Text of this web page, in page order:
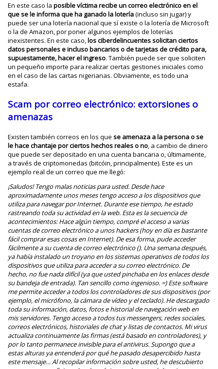
En este caso laposible víctima recibe un correo electrónico en el
que se le informa que ha ganado la lotería(incluso sin jugar) y
puede ser una lotería nacional que sí existe o la lotería de Microsoft
o la de Amazon, por poner algunos ejemplos de loterías
inexistentes. En este caso,los ciberdelincuentes solicitan ciertos
datos personales e incluso bancarios o de tarjetas de crédito para,
supuestamente, hacer el ingreso. También puede ser que soliciten
un pequeño importe para realizar ciertas gestiones iniciales como
en el caso de las cartas nigerianas. Obviamente, es todo una
estafa.
Scam por correo electrónico: extorsiones o
amenazas
Existen también correos en los quese amenaza a la persona o se
le hace chantaje por ciertos hechos reales o no, a cambio de dinero
que puede ser depositado en una cuenta bancaria o, últimamente,
a través de criptomonedas (bitcóin, principalmente). Este es un
ejemplo real de un correo que me llegó:
¡Saludos! Tengo malas noticias para usted. Desde hace
aproximadamente unos meses tengo acceso a los dispositivos que
utiliza para navegar por Internet. Durante ese tiempo, he estado
rastreando toda su actividad en la web. Esta es la secuencia de
acontecimientos: Hace algún tiempo, compré el acceso a varias
cuentas de correo electrónico a unos hackers (hoy en día es bastante
fácil comprar esas cosas en Internet). De esa forma, pude acceder
fácilmente a su cuenta de correo electrónico (). Una semana después,
ya había instalado un troyano en los sistemas operativos de todos los
dispositivos que utiliza para acceder a su correo electrónico. De
hecho, no fue nada difícil (ya que usted pinchaba en los enlaces desde
su bandeja de entrada). Tan sencillo como ingenioso. =) Este software
me permite acceder a todos los controladores de sus dispositivos (por
ejemplo, el micrófono, la cámara de vídeo y el teclado). He descargado
toda su información, datos, fotos e historial de navegación web en
mis servidores. Tengo acceso a todos tus messengers, redes sociales,
correos electrónicos, historiales de chat y listas de contactos. Mi virus
actualiza continuamente las firmas (está basado en controladores), y
por lo tanto permanece invisible para el antivirus. Supongo que a
estas alturas ya entenderá por qué he pasado desapercibido hasta
este mensaje… Al recopilar información sobre usted, he descubierto